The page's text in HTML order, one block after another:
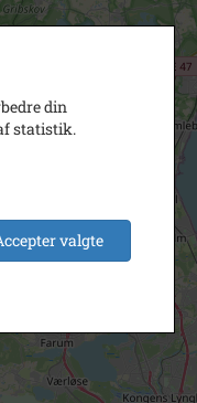
din
statistik.
valgte